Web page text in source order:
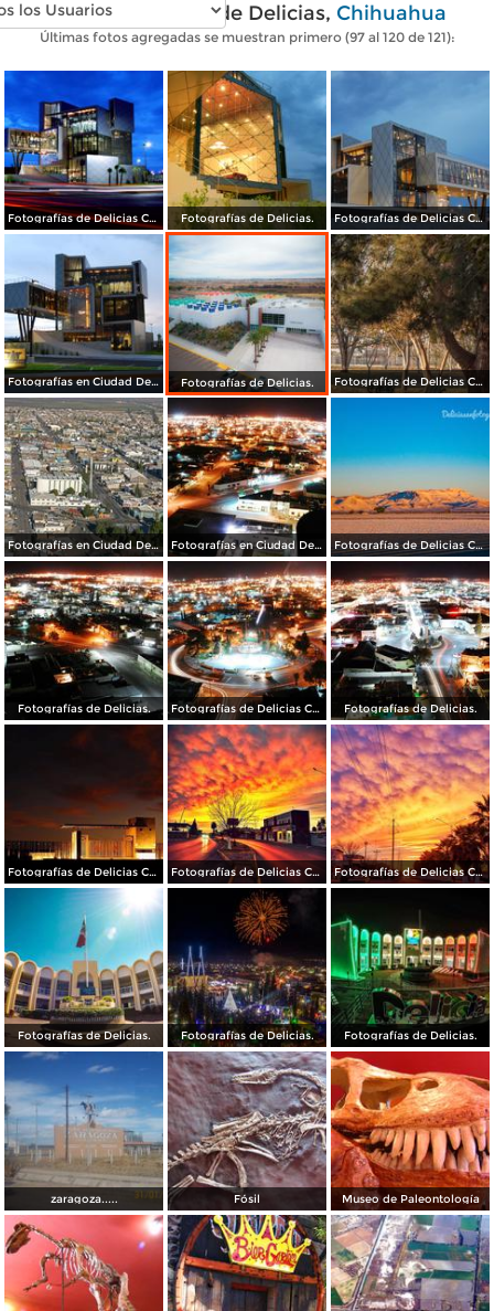
Fotos modernas de Delicias, Chihuahua
Últimas fotos agregadas se muestran primero (97 al 120 de 121):
Fotografías de Delicias Chihuahua. Fotografías de Delicias. Fotografías de Delicias Chihuahua.
Fotografías en Ciudad Delicias Chihuahua. Fotografías de Delicias. Fotografías de Delicias Chihuahua.
Fotografías en Ciudad Delicias Chihuahua. Fotografías en Ciudad Delicias Chihuahua. Fotografías de Delicias Chihuahua.
Fotografías de Delicias. Fotografías de Delicias Chihuahua. Fotografías de Delicias.
Fotografías de Delicias Chihuahua. Fotografías de Delicias Chihuahua. Fotografías de Delicias Chihuahua.
Fotografías de Delicias. Fotografías de Delicias. Fotografías de Delicias.
zaragoza..... Fósil Museo de Paleontología